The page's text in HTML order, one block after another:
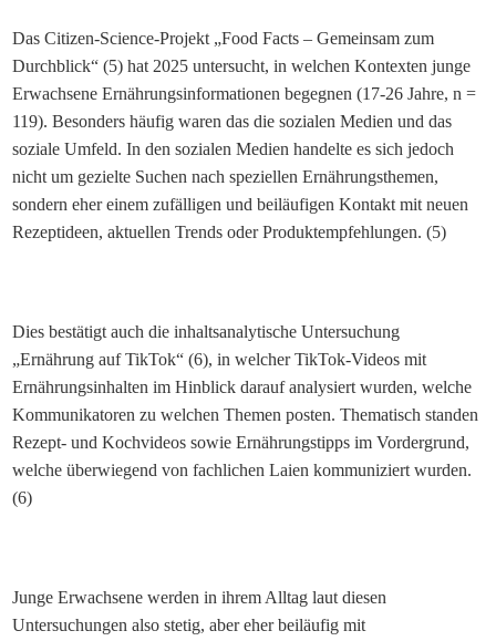
Das Citizen-Science-Projekt „Food Facts – Gemeinsam zum
Durchblick“ (5) hat 2025 untersucht, in welchen Kontexten junge
Erwachsene Ernährungsinformationen begegnen (17-26 Jahre, n =
119). Besonders häufig waren das die sozialen Medien und das
soziale Umfeld. In den sozialen Medien handelte es sich jedoch
nicht um gezielte Suchen nach speziellen Ernährungsthemen,
sondern eher einem zufälligen und beiläufigen Kontakt mit neuen
Rezeptideen, aktuellen Trends oder Produktempfehlungen. (5)
Dies bestätigt auch die inhaltsanalytische Untersuchung
„Ernährung auf TikTok“ (6), in welcher TikTok-Videos mit
Ernährungsinhalten im Hinblick darauf analysiert wurden, welche
Kommunikatoren zu welchen Themen posten. Thematisch standen
Rezept- und Kochvideos sowie Ernährungstipps im Vordergrund,
welche überwiegend von fachlichen Laien kommuniziert wurden.
(6)
Junge Erwachsene werden in ihrem Alltag laut diesen
Untersuchungen also stetig, aber eher beiläufig mit